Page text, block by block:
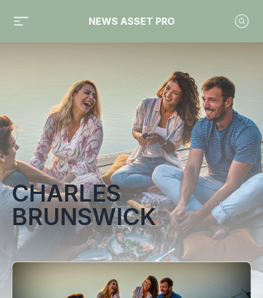
NEWS ASSET PRO
Toute l'actualité sur le tag "Charles Brunswick"
CHARLES
BRUNSWICK